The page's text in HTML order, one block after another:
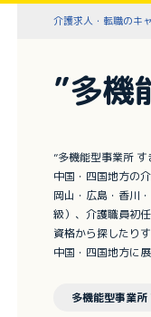
介護求人・転職のキ
”多機
”多機能型事業所
中国・四国地方の
岡山・広島・香川
級）、介護職員初
資格から探したり
中国・四国地方に
多機能型事業